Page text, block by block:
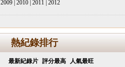
2009 2010 2011 2012
熱紀錄排行
最新紀錄片 評分最高 人氣最旺